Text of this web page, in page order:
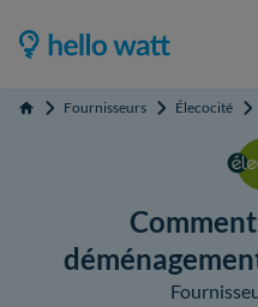
Accueil Fournisseurs Élecocité